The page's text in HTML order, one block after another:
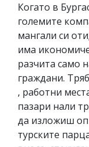
Когато в
големите
мангали си
има
разчита само
граждани.
, работни
пазари нали
да изложиш
турските